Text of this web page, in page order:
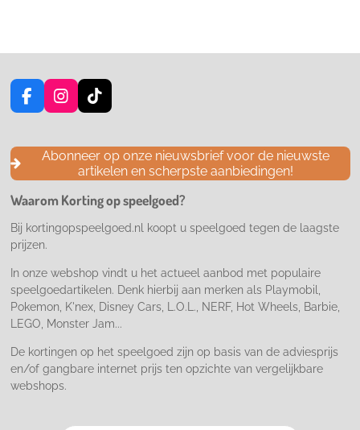
F
a
e
o
k
I
n
t
a
g
r
a
m
T
i
T
o
k
Abonneer op onze nieuwsbrief voor de nieuwste
artikelen en scherpste aanbiedingen!
Waarom Korting op speelgoed?
Bij kortingopspeelgoed.nl koopt u speelgoed tegen de laagste
prijzen.
In onze webshop vindt u het actueel aanbod met populaire
speelgoedartikelen. Denk hierbij aan merken als Playmobil,
Pokemon, K'nex, Disney Cars, L.O.L., NERF, Hot Wheels, Barbie,
LEGO, Monster Jam...
De kortingen op het speelgoed zijn op basis van de adviesprijs
en/of gangbare internet prijs ten opzichte van vergelijkbare
webshops.